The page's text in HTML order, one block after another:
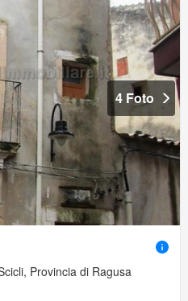
4 Foto
Provincia di Ragusa